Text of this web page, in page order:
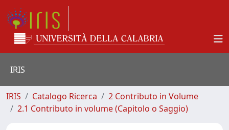
IRIS
IRIS Catalogo Ricerca
2 Contributo in Volume
2.1 Contributo in volume (Capitolo o Saggio)